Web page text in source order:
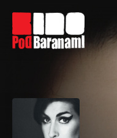
Linki